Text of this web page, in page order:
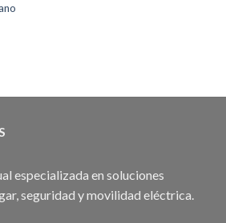
especializada en soluciones
seguridad y movilidad eléctrica.